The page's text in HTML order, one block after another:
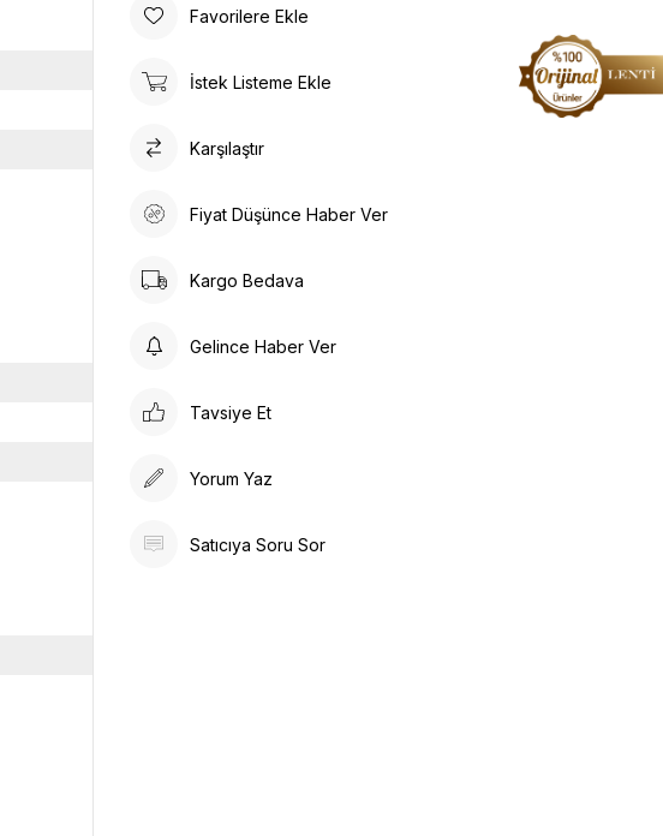
Favorilere Ekle
İstek Listeme Ekle
Karşılaştır
Fiyat Düşünce Haber Ver
Kargo Bedava
Gelince Haber Ver
Tavsiye Et
Yorum Yaz
Satıcıya Soru Sor